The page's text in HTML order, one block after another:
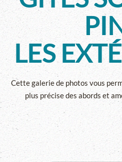
LES
Cette galerie de photos vous
plus précise des abords et